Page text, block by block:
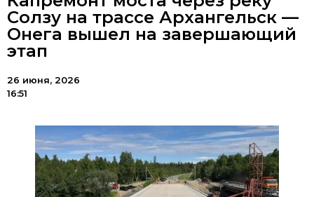
Солзу на трассе Архангельск —
Онега вышел на завершающий
этап
26 июня, 2026
16:51